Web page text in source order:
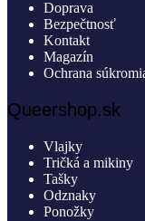
Doprava
Bezpečtnosť
Kontakt
Magazín
Ochrana
Queershop.sk
Vlajky
Tričká a mikiny
Tašky
Odznaky
Ponožky